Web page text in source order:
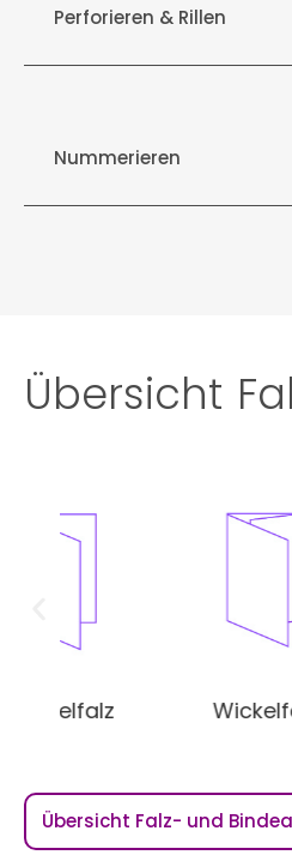
Perforieren & Rillen
Nummerieren
Übersicht
Wickelfalz
Übersicht Falz- und